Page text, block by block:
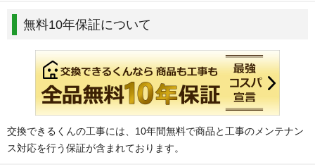
無料10年保証について
交換できるくんの工事には、10年間無料で商品と工事のメンテナン
ス対応を行う保証が含まれております。